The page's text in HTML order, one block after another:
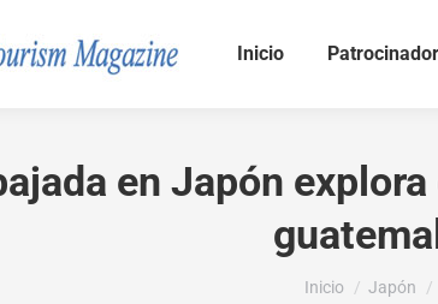
Inicio
en Japón
Estás aquí:
Inicio Japón